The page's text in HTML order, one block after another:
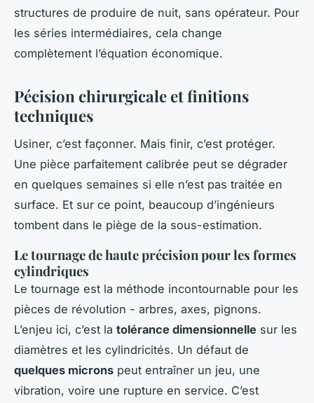
structures de produire de nuit, sans opérateur. Pour
les séries intermédiaires, cela change
complètement l’équation économique.
Pécision chirurgicale et finitions
techniques
Usiner, c’est façonner. Mais finir, c’est protéger.
Une pièce parfaitement calibrée peut se dégrader
en quelques semaines si elle n’est pas traitée en
surface. Et sur ce point, beaucoup d’ingénieurs
tombent dans le piège de la sous-estimation.
Le tournage de haute précision pour les formes
cylindriques
Le tournage est la méthode incontournable pour les
pièces de révolution - arbres, axes, pignons.
L’enjeu ici, c’est la tolérance dimensionnelle sur les
diamètres et les cylindricités. Un défaut de
quelques microns peut entraîner un jeu, une
vibration, voire une rupture en service. C’est